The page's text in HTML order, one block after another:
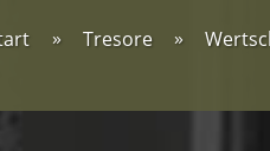
» Tresore »